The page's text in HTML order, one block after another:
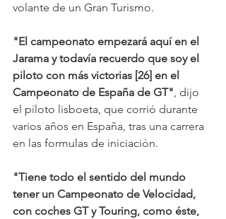
volante de un Gran Turismo.
"El campeonato empezará aquí en el
Jarama y todavía recuerdo que soy el
piloto con más victorias [26] en el
Campeonato de España de GT", dijo
el piloto lisboeta, que corrió durante
varios años en España, tras una carrera
en las formulas de iniciación.
"Tiene todo el sentido del mundo
tener un Campeonato de Velocidad,
con coches GT y Touring, como éste,